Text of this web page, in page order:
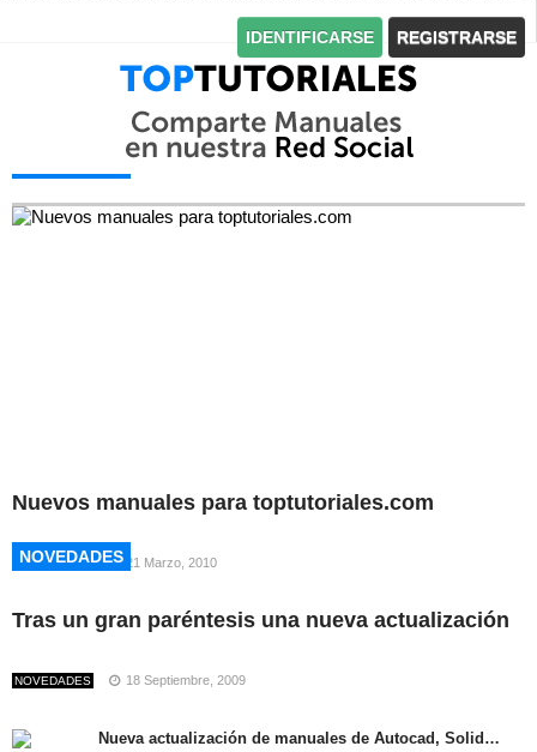
IDENTIFICARSE REGISTRARSE
Nuevos manuales para toptutoriales.com
NOVEDADES 21 Marzo, 2010
Tras un gran paréntesis una nueva actualización
NOVEDADES 18 Septiembre, 2009
NOVEDADES
NOVEDADES
Nueva actualización de manuales de Autocad, Solid…